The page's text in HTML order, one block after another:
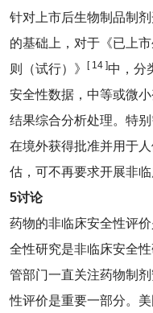
针对上市后生物制品制
的基础上，对于《已上
则（试行）》
[ 14 ]中，分
安全性数据，中等或微
结果综合分析处理。特
在境外获得批准并用于
估，可不再要求开展非临
5讨论
药物的非临床安全性评
全性研究是非临床安全
管部门一直关注药物制
性评价是重要一部分。